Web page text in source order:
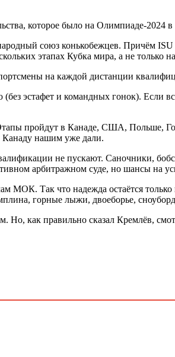
которое было на Олимпиаде-2024
союз конькобежцев. Причём ISU
этапах Кубка мира, а не только
на каждой дистанции
эстафет и командных гонок). Если
пройдут в Канаде, США, Польше,
Канаду нашим уже дали.
не пускают. Саночники,
арбитражном суде, но шансы на
МОК. Так что надежда остаётся
горные лыжи, двоеборье,
Но, как правильно сказал Кремлёв,